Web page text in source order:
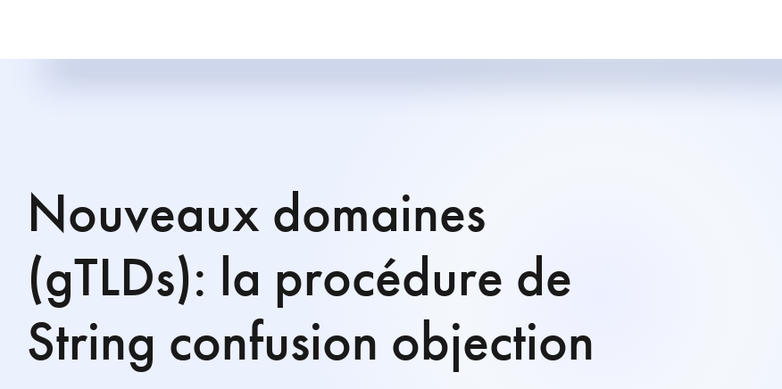
Nouveaux domaines
(gTLDs): la procédure de
String confusion objection